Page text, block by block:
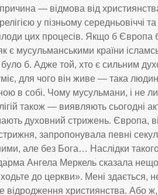
причина — відмова від
у пізньому середньовіччі
цих процесів. Якщо б Європа
є мусульманськими країни
б. Адже той, хто є сильним
для чого він живе — така
в собі. Чому мусульмани, і не
також — виявляють сьогодні
духовний стрижень. Європа,
стрижня, запропонувала певні
але без Бога… Наслідки
Ангела Меркель сказала
до церкви». Мені здається,
відродження християнства. Або